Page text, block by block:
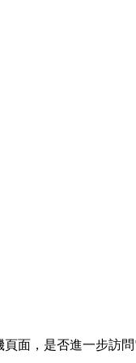
面，是否進一步訪問